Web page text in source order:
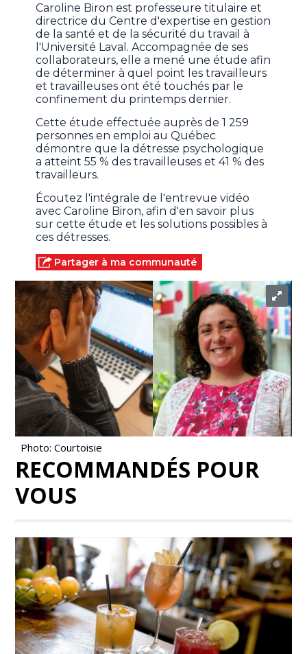
Caroline Biron est professeure titulaire et
directrice du Centre d'expertise en gestion
de la santé et de la sécurité du travail à
l'Université Laval. Accompagnée de ses
collaborateurs, elle a mené une étude afin
de déterminer à quel point les travailleurs
et travailleuses ont été touchés par le
confinement du printemps dernier.
Cette étude effectuée auprès de 1 259
personnes en emploi au Québec
démontre que la détresse psychologique
a atteint 55 % des travailleuses et 41 % des
travailleurs.
Écoutez l'intégrale de l'entrevue vidéo
avec Caroline Biron, afin d'en savoir plus
sur cette étude et les solutions possibles à
ces détresses.
Partager à ma communauté
Photo: Courtoisie
RECOMMANDÉS POUR
VOUS